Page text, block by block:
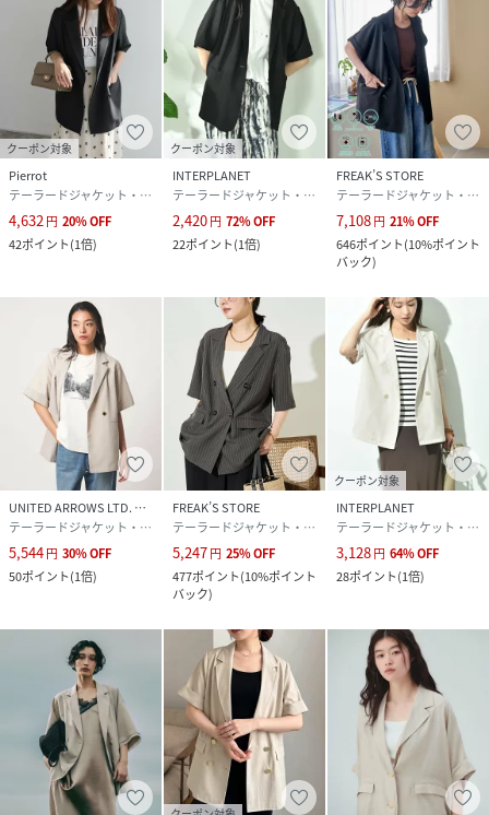
クーポン対象
Pierrot
テーラードジャケット・ブレザー
4,632 円 20%OFF
42ポイント(1倍)
クーポン対象
INTERPLANET
テーラードジャケット・ブレザー
2,420円 72%OFF
22ポイント(1倍)
FREAK’S STORE
テーラードジャケット・ブレザー
7,108円 21%OFF
646ポイント(10%ポイント
バック)
UNITED ARROWS LTD. OUTLET
テーラードジャケット・ブレザー
5,544円 30%OFF
50ポイント(1倍)
FREAK’S STORE
テーラードジャケット・ブレザー
5,247円 25%OFF
477ポイント(10%ポイント
バック)
クーポン対象
INTERPLANET
テーラードジャケット・ブレザー
3,128円 64%OFF
28ポイント(1倍)